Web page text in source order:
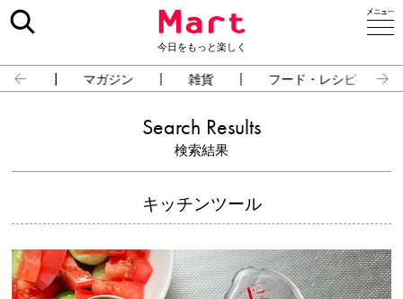
今日をもっと楽しく
占い マガジン 雑貨 フード・レシピ
Search Results
検索結果
キッチンツール